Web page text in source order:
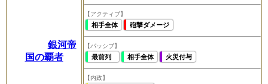
銀河帝
国の覇者
【アクティブ】
相手全体 砲撃ダメージ
【パッシブ】
最前列 相手全体 火災付与
【内政】